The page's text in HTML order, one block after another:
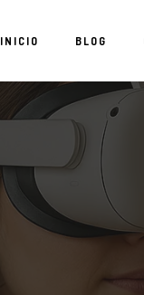
INICIO BLOG